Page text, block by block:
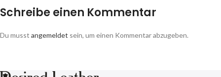
Schreibe einen Kommentar
Du musst angemeldet sein, um einen Kommentar abzugeben.